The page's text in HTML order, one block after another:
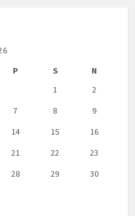
P S
N
1
2
7 8
9
14 15
16
21 22
23
28 29
30